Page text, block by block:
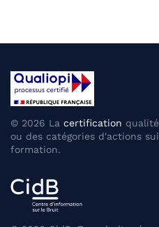
© 2026 La certification
ou des catégories d'actions
formation.